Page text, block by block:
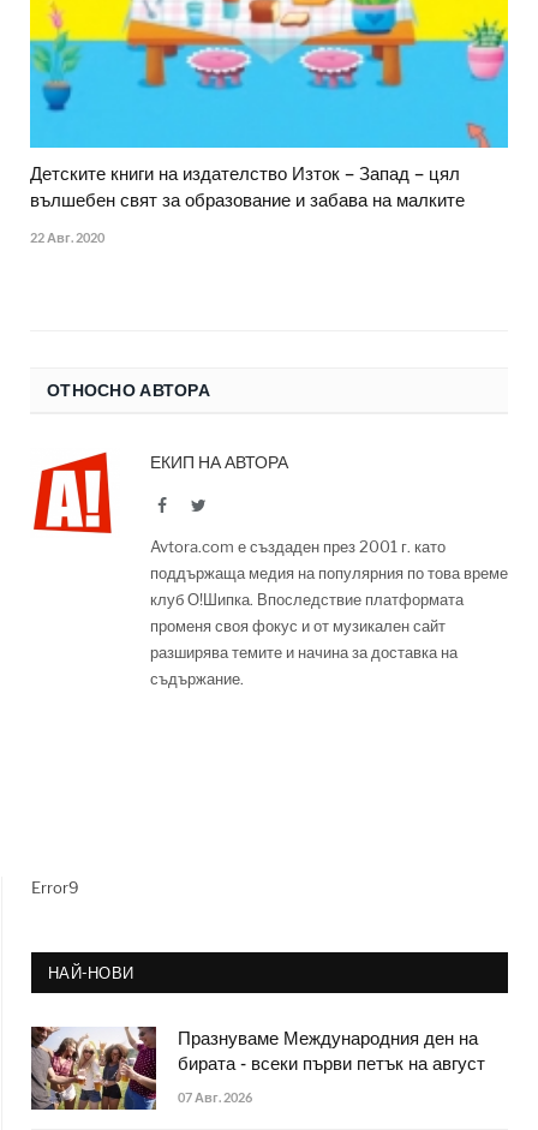
Детските книги на издателство Изток – Запад – цял
вълшебен свят за образование и забава на малките
22 Авг. 2020
ОТНОСНО АВТОРА
ЕКИП НА АВТОРА
FacebookTwitter
Avtora.com е създаден през 2001 г. като
поддържаща медия на популярния по това време
клуб О!Шипка. Впоследствие платформата
променя своя фокус и от музикален сайт
разширява темите и начина за доставка на
съдържание.
Error9
НАЙ-НОВИ
Празнуваме Международния ден на
бирата - всеки първи петък на август
07 Авг. 2026